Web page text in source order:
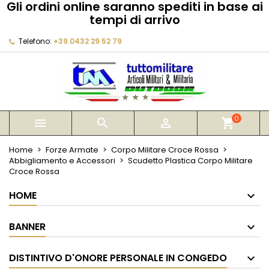
Gli ordini online saranno spediti in base ai
tempi di arrivo
Telefono: +39.0432 29 52 79
   shopping_cart0
Home Forze Armate
Corpo Militare Croce Rossa
Abbigliamento e Accessori
Scudetto Plastica Corpo Militare
Croce Rossa
HOME
BANNER
DISTINTIVO D'ONORE PERSONALE IN CONGEDO
My wishlists
add_circle_outline Create new list
Crea lista dei desideri
Annulla Crea lista dei desideri
Devi avere effettuato l'accesso per salvare dei
prodotti nella tua lista dei desideri.
Annulla